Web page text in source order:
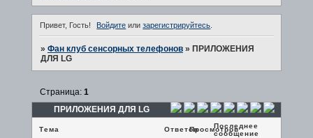
Привет, Гость! Войдите илизарегистрируйтесь
» Фан клуб сенсорных телефонов » ПРИЛОЖЕНИЯ
ДЛЯ LG
ПРИЛОЖЕНИЯ ДЛЯ LG
Страница: 1
Тема ОтветовПросмотров
Последнее
сообщение